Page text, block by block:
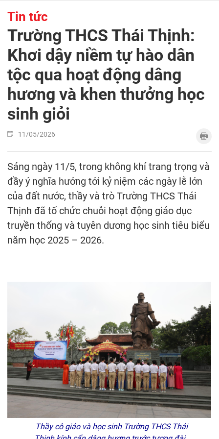
Tin tức
Trường THCS Thái Thịnh:
Khơi dậy niềm tự hào dân
tộc qua hoạt động dâng
hương và khen thưởng học
sinh giỏi
11/05/2026
Sáng ngày 11/5, trong không khí trang trọng và
đầy ý nghĩa hướng tới kỷ niệm các ngày lễ lớn
của đất nước, thầy và trò Trường THCS Thái
Thịnh đã tổ chức chuỗi hoạt động giáo dục
truyền thống và tuyên dương học sinh tiêu biểu
năm học 2025 – 2026.
Thầy cô giáo và học sinh Trường THCS Thái